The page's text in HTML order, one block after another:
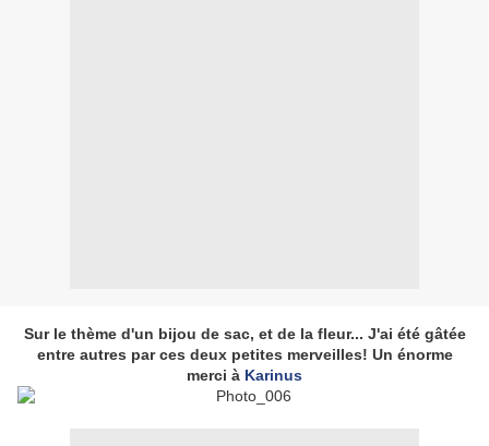
Sur le thème d'un bijou de sac, et de la fleur... J'ai été gâtée
entre autres par ces deux petites merveilles! Un énorme
merci à Karinus